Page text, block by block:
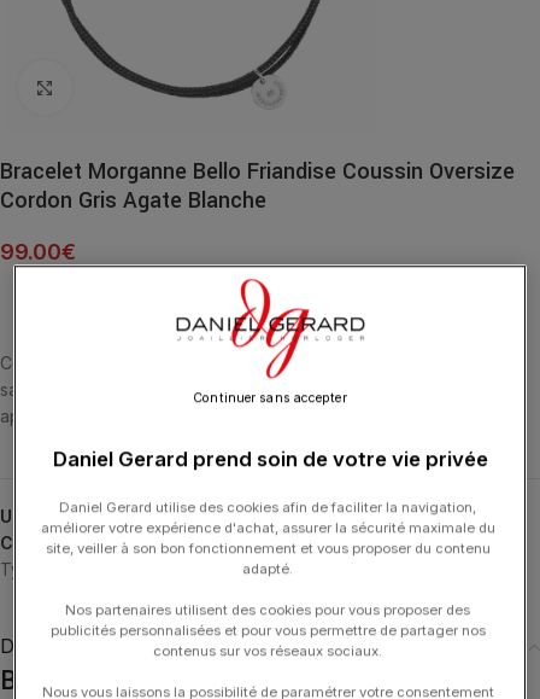
Click to enlarge
Bracelet Morganne Bello Friandise Coussin Oversize
Cordon Gris Agate Blanche
99.00€
Cette collection emblématique met les pierres fines en majesté,
sans griffe, ni serti, au contact de la peau. La taille en « coussin »
apporte douceur et élégance.
UGS :
1025X04A101
Catégories : Bracelets, Bracelets, Friandise , MORGANNE BELLO
Typologies
Description
Bracelet Morganne Bello Friandise Coussin
Daniel Gerard prend soin de votre vie privée
Daniel Gerard utilise des cookies afin de faciliter la navigation,
améliorer votre expérience d'achat, assurer la sécurité maximale du
site, veiller à son bon fonctionnement et vous proposer du contenu
adapté.
Nos partenaires utilisent des cookies pour vous proposer des
publicités personnalisées et pour vous permettre de partager nos
contenus sur vos réseaux sociaux.
Nous vous laissons la possibilité de paramétrer votre consentement
Continuer sans accepter